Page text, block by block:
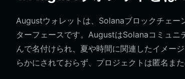
Augustウォレットは、Solanaブロックチェ
ターフェースです。AugustはSolanaコミュ
んで名付けられ、夏や時間に関連したイメー
らかにされておらず、プロジェクトは匿名ま